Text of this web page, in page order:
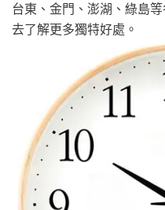
台東、金門、澎湖、綠島
去了解更多獨特好處。